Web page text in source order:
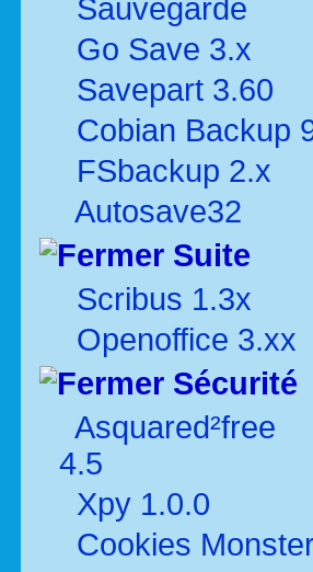
Sauvegarde
Go Save 3.x
Savepart 3.60
Cobian Backup
FSbackup 2.x
Autosave32
Suite
Scribus 1.3x
Openoffice 3.xx
Sécurité
Asquared²free
4.5
Xpy 1.0.0
Cookies